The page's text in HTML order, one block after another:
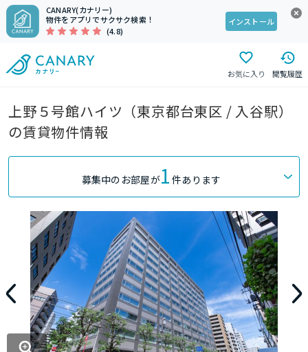
CANARY(カナリー)
物件をアプリでサクサク検索！
(4.8)
インストール
お気に入り 閲覧履歴
上野５号館ハイツ（東京都台東区 / 入谷駅）
の賃貸物件情報
募集中のお部屋が1 件あります